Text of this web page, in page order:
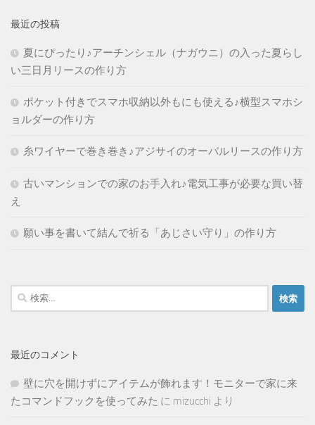
最近の投稿
夏にぴったり♪アーチンシェル（ナガウニ）の入った夏らし
い三日月リースの作り方
ポケット付きでスマホ収納以外もにも使える♪横型スマホシ
ョルダーの作り方
糸ワイヤーで巻き巻き♪アジサイのオーバルリースの作り方
古いマンションでの家のお手入れ♪電気工事が必要な買い替
え
願い事を書いて結んで祈る「あじさい守り」の作り方
検
索:
最近のコメント
壁に穴を開けずにアイテムが飾れます！モニターで家に来
たコマンドフックを使ってみた に mizucchi より